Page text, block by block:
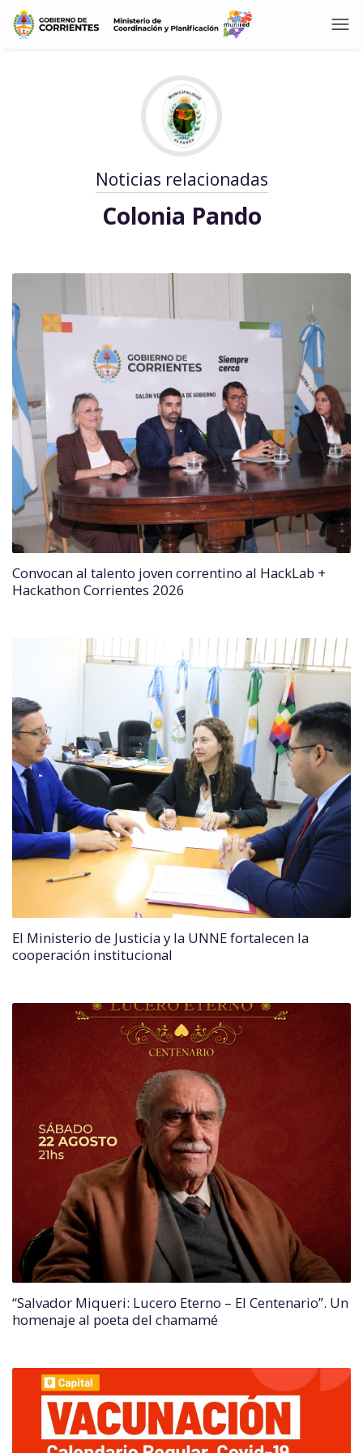
Noticias relacionadas
Colonia Pando
Convocan al talento joven correntino al HackLab +
Hackathon Corrientes 2026
El Ministerio de Justicia y la UNNE fortalecen la
cooperación institucional
“Salvador Miqueri: Lucero Eterno – El Centenario”. Un
homenaje al poeta del chamamé